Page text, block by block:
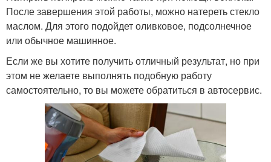
После завершения этой работы, можно натереть стекло
маслом. Для этого подойдет оливковое, подсолнечное
или обычное машинное.
Если же вы хотите получить отличный результат, но при
этом не желаете выполнять подобную работу
самостоятельно, то вы можете обратиться в автосервис.